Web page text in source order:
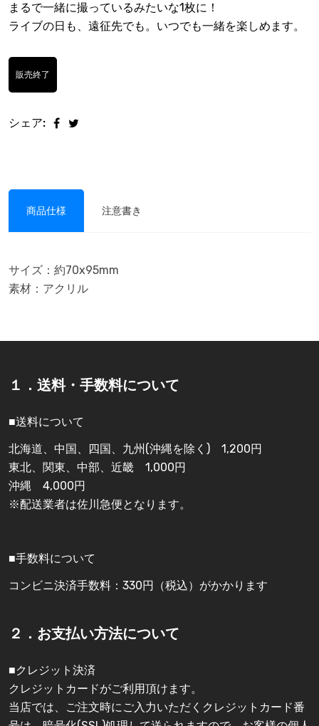
まるで一緒に撮っているみたいな1枚に！
ライブの日も、遠征先でも。いつでも一緒を楽しめます。
販売終了
シェア:
商品仕様 注意書き
サイズ：約70x95mm
素材：アクリル
１．送料・手数料について
■送料について
北海道、中国、四国、九州(沖縄を除く) 1,200円
東北、関東、中部、近畿 1,000円
沖縄 4,000円
※配送業者は佐川急便となります。
■手数料について
コンビニ決済手数料：330円（税込）がかかります
２．お支払い方法について
■クレジット決済
クレジットカードがご利用頂けます。
当店では、ご注文時にご入力いただくクレジットカード番